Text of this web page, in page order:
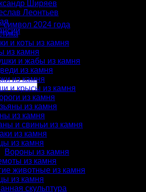
Ширяев
Леонтьев
2024 года
и коты из камня
из камня
и жабы из камня
из камня
из камня
и крысы из камня
из камня
из камня
из камня
и свиньи из камня
из камня
из камня
Вороны из камня
из камня
животные из камня
из камня
скульптура